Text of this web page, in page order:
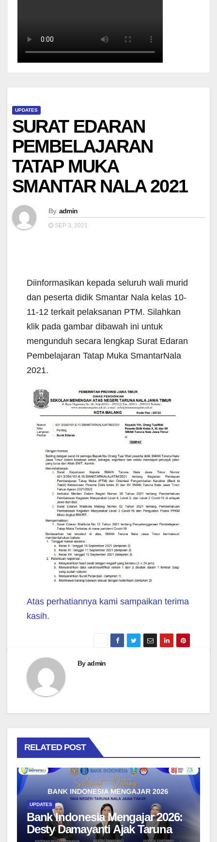
UPDATES
SURAT EDARAN
PEMBELAJARAN
TATAP MUKA
SMANTAR NALA 2021
By admin
SEP 3, 2021
Diinformasikan kepada seluruh wali murid
dan peserta didik Smantar Nala kelas 10-
11-12 terkait pelaksanan PTM. Silahkan
klik pada gambar dibawah ini untuk
mengunduh secara lengkap Surat Edaran
Pembelajaran Tatap Muka SmantarNala
2021.
Atas perhatiannya kami sampaikan terima
kasih.
Byadmin
RELATED POST
UPDATES
Bank Indonesia Mengajar 2026:
Desty Damayanti Ajak Taruna